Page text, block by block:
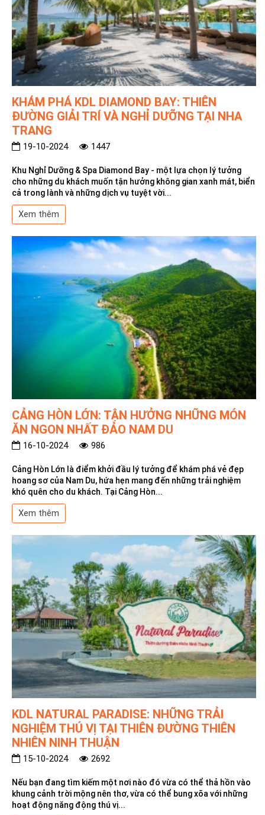
KHÁM PHÁ KDL DIAMOND BAY: THIÊN
ĐƯỜNG GIẢI TRÍ VÀ NGHỈ DƯỠNG TẠI NHA
TRANG
19-10-2024 1447
Khu Nghỉ Dưỡng & Spa Diamond Bay - một lựa chọn lý tưởng
cho những du khách muốn tận hưởng không gian xanh mát, biển
cả trong lành và những dịch vụ tuyệt vời...
Xem thêm
CẢNG HÒN LỚN: TẬN HƯỞNG NHỮNG MÓN
ĂN NGON NHẤT ĐẢO NAM DU
16-10-2024 986
Cảng Hòn Lớn là điểm khởi đầu lý tưởng để khám phá vẻ đẹp
hoang sơ của Nam Du, hứa hẹn mang đến những trải nghiệm
khó quên cho du khách. Tại Cảng Hòn...
Xem thêm
KDL NATURAL PARADISE: NHỮNG TRẢI
NGHIỆM THÚ VỊ TẠI THIÊN ĐƯỜNG THIÊN
NHIÊN NINH THUẬN
15-10-2024 2692
Nếu bạn đang tìm kiếm một nơi nào đó vừa có thể thả hồn vào
khung cảnh trời mộng nên thơ, vừa có thể bung xõa với những
hoạt động năng động thú vị...